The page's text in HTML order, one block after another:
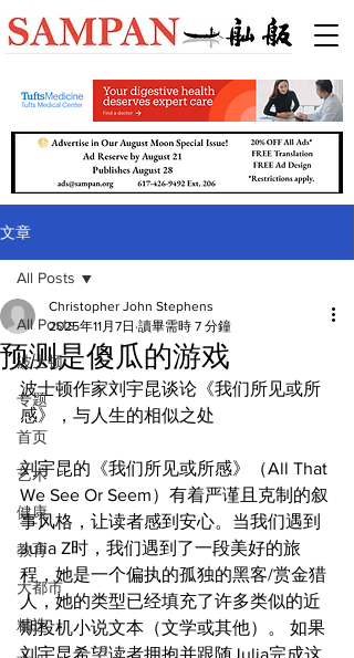
文章
All Posts
波士顿
专题
首页
艺术
健康
教育
大都市
精选
All Posts
预测是傻瓜的游戏
Christopher John Stephens
2025年11月7日 讀畢需時 7 分鐘
波士顿作家刘宇昆谈论《我们所见或所
感》，与人生的相似之处
刘宇昆的《我们所见或所感》（All That
We See Or Seem）有着严谨且克制的叙
事风格，让读者感到安心。当我们遇到
Julia Z时，我们遇到了一段美好的旅
程，她是一个偏执的孤独的黑客/赏金猎
人，她的类型已经填充了许多类似的近
期投机小说文本（文学或其他）。 如果
刘宇昆希望读者拥抱并跟随Julia完成这